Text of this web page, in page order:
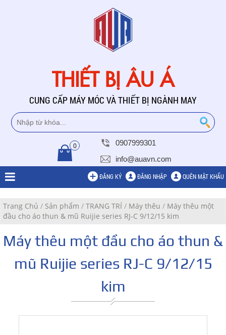
THIẾT BỊ ÂU Á
CUNG CẤP MÁY MÓC VÀ THIẾT BỊ NGÀNH MAY
0
0907999301
info@auavn.com
ĐĂNG KÝ ĐĂNG NHẬP QUÊN MẬT KHẨU
Trang Chủ / Sản phẩm / TRANG TRÍ / Máy thêu / Máy thêu một
đầu cho áo thun & mũ Ruijie series RJ-C 9/12/15 kim
Máy thêu một đầu cho áo thun &
mũ Ruijie series RJ-C 9/12/15
kim